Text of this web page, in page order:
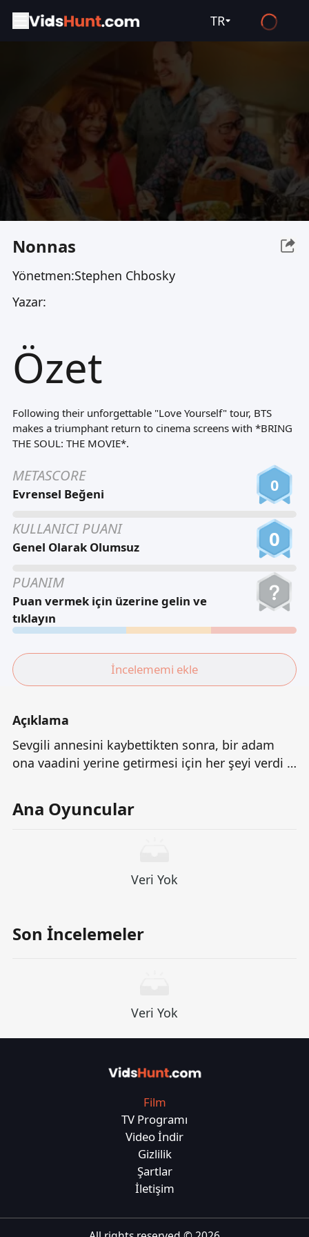
TR
English
Español
Français
Русский
العربية
日本語
ਪੰਜਾਬੀ
Nonnas
Yönetmen:Stephen Chbosky
Yazar:
Özet
Following their unforgettable "Love Yourself" tour, BTS
makes a triumphant return to cinema screens with *BRING
THE SOUL: THE MOVIE*.
METASCORE
Evrensel Beğeni 0
KULLANICI PUANI
Genel Olarak Olumsuz 0
PUANIM
Puan vermek için üzerine gelin ve
tıklayın
İncelememi ekle
Açıklama
Sevgili annesini kaybettikten sonra, bir adam
ona vaadini yerine getirmesi için her şeyi verdi -
(büyükanneleri) şef olarak hizmet etmeye davet
etmek, işçiliklerini ve sevgilerini annelerinin
Ana Oyuncular
Veri Yok
Son İncelemeler
Veri Yok
Film
TV Programı
Video İndir
Gizlilik
Şartlar
İletişim